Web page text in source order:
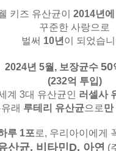
키즈 유산균이 2014년에
꾸준한 사랑으로
벌써 10년 이 되었습
2024년 5월, 보장균수 50
(232억 투입)
계 3대 유산균인
러셀사
래 루테리 유산균으로만
루 1포 로, 우리아이에게
산균, 비타민D, 아연 (